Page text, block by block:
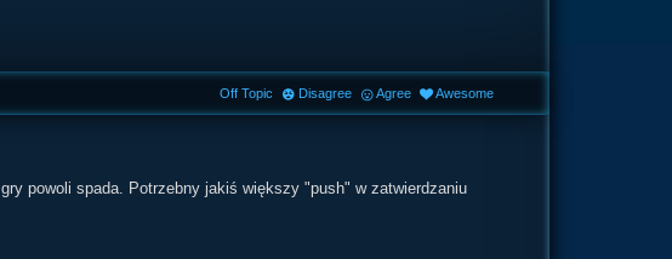
powoli spada. Potrzebny jakiś większy "push" w zatwierdzaniu
Off Topic Disagree Agree Awesome